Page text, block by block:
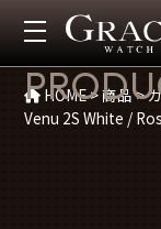
商品紹介
HOME>商品>
Venu 2S White /